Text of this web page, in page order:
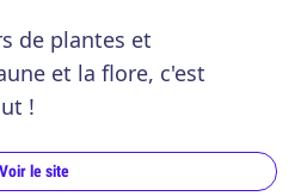
de plantes et
et la flore, c'est
!
Voir le site